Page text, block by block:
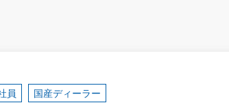
員 国産ディーラー